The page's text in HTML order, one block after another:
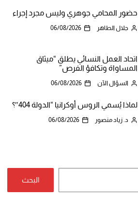
حضور المحامي جوهري وليس مجرد إجراء
جلال الطاهر 06/08/2026
اتحاد العمل النسائي يطلق “ميثاق
المساواة وتكافؤ الفرص”
السؤال الآن 06/08/2026
لماذا يُسمي الروس أوكرانيا “الدولة 404″؟
د. زياد منصور 06/08/2026
البحث